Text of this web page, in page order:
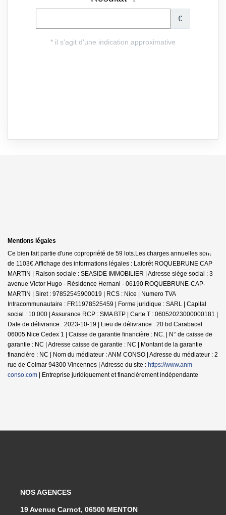
Mentions légales
Ce bien fait partie d'une copropriété de 59 lots.Les charges annuelles sont
de 1103€.Affichage des informations légales : Laforêt ROQUEBRUNE CAP
MARTIN | Raison sociale : SEASIDE IMMOBILIER | Adresse siège social : 3
avenue Victor Hugo - Résidence Hernani - 06190 ROQUEBRUNE-CAP-
MARTIN | Siret : 97852545900019 | RCS : Nice | Numero TVA
Intracommunautaire : FR11978525459 | Forme juridique : SARL | Capital
social : 10 000 | Assurance RCP : SMA BTP | Carte T : 06052023000000181 |
Date de délivrance : 2023-10-19 | Lieu de délivrance : 20 bd Carabacel
06005 Nice Cedex 1 | Caisse de garantie financière : NC. | N° de caisse de
garantie : NC | Adresse caisse de garantie : NC | Montant de la garantie
financière : NC | Nom du médiateur : ANM CONSO | Adresse du médiateur : 2
rue de Colmar 94300 Vincennes | Adresse du site : https://www.anm-
conso.com | Entreprise juridiquement et financièrement indépendante
NOS AGENCES
19 Avenue Carnot, 06500 MENTON